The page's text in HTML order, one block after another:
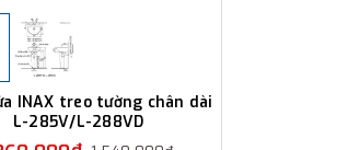
INAX treo tường chân dài
L-285V/L-288VD